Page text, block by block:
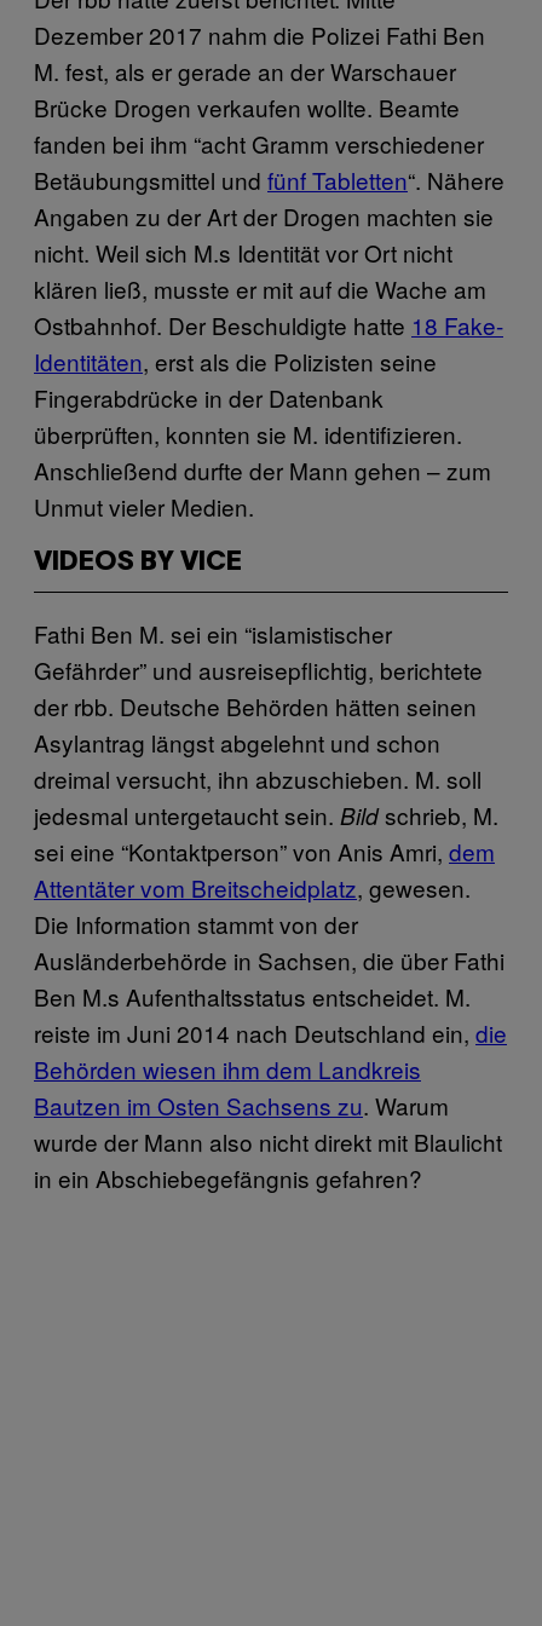
Dezember 2017 nahm die Polizei Fathi Ben
M. fest, als er gerade an der Warschauer
Brücke Drogen verkaufen wollte. Beamte
fanden bei ihm “acht Gramm verschiedener
Betäubungsmittel und fünf Tabletten“. Nähere
Angaben zu der Art der Drogen machten sie
nicht. Weil sich M.s Identität vor Ort nicht
klären ließ, musste er mit auf die Wache am
Ostbahnhof. Der Beschuldigte hatte 18 Fake-
Identitäten, erst als die Polizisten seine
Fingerabdrücke in der Datenbank
überprüften, konnten sie M. identifizieren.
Anschließend durfte der Mann gehen – zum
Unmut vieler Medien.
VIDEOS BY VICE
Fathi Ben M. sei ein “islamistischer
Gefährder” und ausreisepflichtig, berichtete
der rbb. Deutsche Behörden hätten seinen
Asylantrag längst abgelehnt und schon
dreimal versucht, ihn abzuschieben. M. soll
jedesmal untergetaucht sein. Bildschrieb, M.
sei eine “Kontaktperson” von Anis Amri, dem
Attentäter vom Breitscheidplatz, gewesen.
Die Information stammt von der
Ausländerbehörde in Sachsen, die über Fathi
Ben M.s Aufenthaltsstatus entscheidet. M.
reiste im Juni 2014 nach Deutschland ein, die
Behörden wiesen ihm dem Landkreis
Bautzen im Osten Sachsens zu. Warum
wurde der Mann also nicht direkt mit Blaulicht
in ein Abschiebegefängnis gefahren?